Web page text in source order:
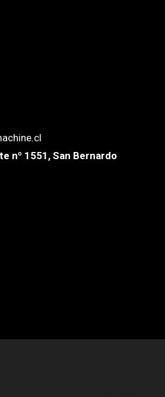
nº 1551, San Bernardo